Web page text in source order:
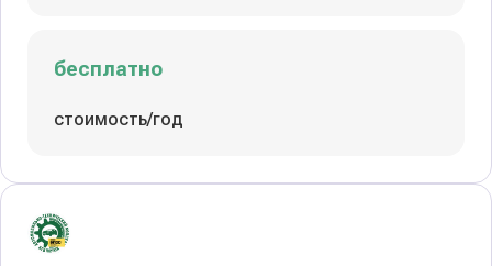
бесплатно
стоимость/год